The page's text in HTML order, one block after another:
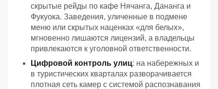
скрытые рейды по кафе Нячанга, Дананга и
Фукуока. Заведения, уличенные в подмене
меню или скрытых наценках «для белых»,
мгновенно лишаются лицензий, а владельцы
привлекаются к уголовной ответственности.
Цифровой контроль улиц: на набережных и
в туристических кварталах разворачивается
плотная сеть камер с системой распознавания